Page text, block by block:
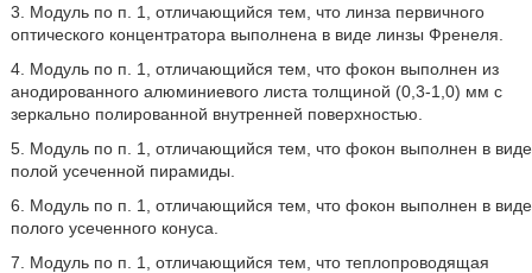
3. Модуль по п. 1, отличающийся тем, что линза первичного
оптического концентратора выполнена в виде линзы Френеля.
4. Модуль по п. 1, отличающийся тем, что фокон выполнен из
анодированного алюминиевого листа толщиной (0,3-1,0) мм с
зеркально полированной внутренней поверхностью.
5. Модуль по п. 1, отличающийся тем, что фокон выполнен в виде
полой усеченной пирамиды.
6. Модуль по п. 1, отличающийся тем, что фокон выполнен в виде
полого усеченного конуса.
7. Модуль по п. 1, отличающийся тем, что теплопроводящая